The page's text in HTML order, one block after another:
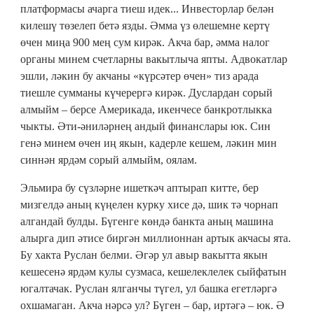
платформасы ачарга тиеш идек... Инвесторлар белән
килешү төзелеп бетә язды. Әмма үз өлешемне кертү
өчен миңа 900 мең сум кирәк. Акча бар, әмма налог
органы минем счетларны вакытлыча япты. Адвокатлар
эшли, ләкин бу акчаны «күрсәтер өчен» тиз арада
тиешле сумманы күчерергә кирәк. Дуслардан сорый
алмыйм – берсе Америкада, икенчесе банкротлыкка
чыкты. Әти-әниләрнең андый финанслары юк. Син
генә минем өчен иң якын, кадерле кешем, ләкин мин
синнән ярдәм сорый алмыйм, оялам.
Эльмира бу сүзләрне ишеткәч аптырап китте, бер
мизгелдә аның күңелен курку хисе дә, шик тә чорнап
алгандай булды. Бүгенге көндә банкта аның машина
алырга дип әтисе биргән миллионнан артык акчасы ята.
Бу хакта Руслан белми. Әгәр ул авыр вакытта якын
кешесенә ярдәм кулы сузмаса, кешелеклелек сыйфатын
югалтачак. Руслан ялганчы түгел, ул башка егетләргә
охшамаган. Акча нәрсә ул? Бүген – бар, иртәгә – юк. Ә